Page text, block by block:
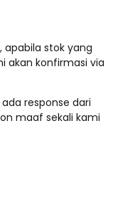
stok yang
akan konfirmasi via
response dari
maaf sekali kami